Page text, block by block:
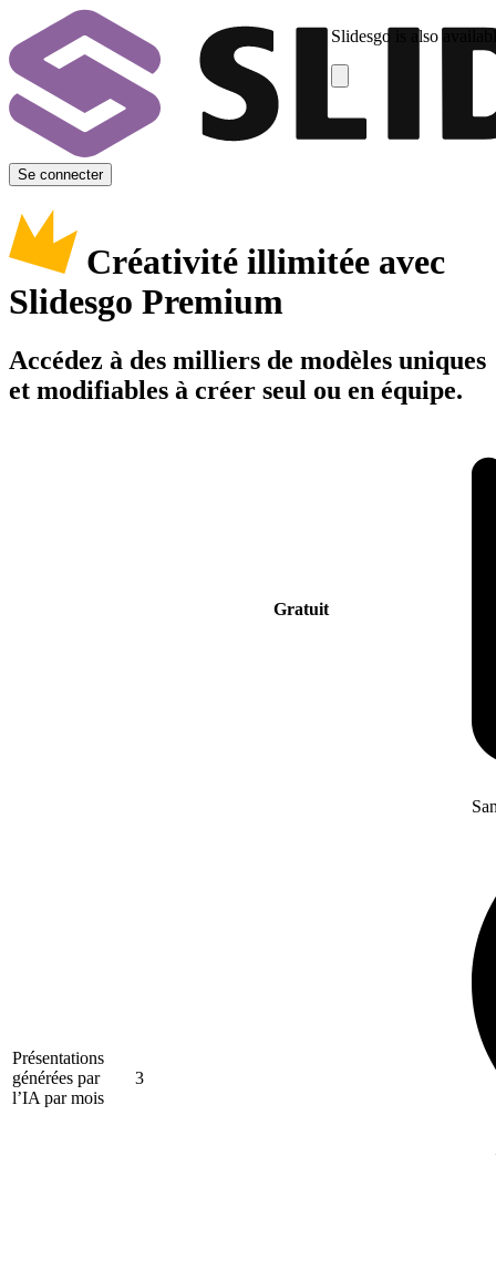
Slidesgo is also
Se connecter
Créativité illimitée avec
Slidesgo Premium
Accédez à des milliers de modèles uniques
et modifiables à créer seul ou en équipe.
Gratuit
Présentations
générées par
l’IA par mois
3